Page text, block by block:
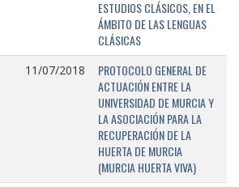
ESTUDIOS CLÁSICOS, EN EL
ÁMBITO DE LAS LENGUAS
CLÁSICAS
11/07/2018
PROTOCOLO GENERAL DE
ACTUACIÓN ENTRE LA
UNIVERSIDAD DE MURCIA Y
LA ASOCIACIÓN PARA LA
RECUPERACIÓN DE LA
HUERTA DE MURCIA
(MURCIA HUERTA VIVA)